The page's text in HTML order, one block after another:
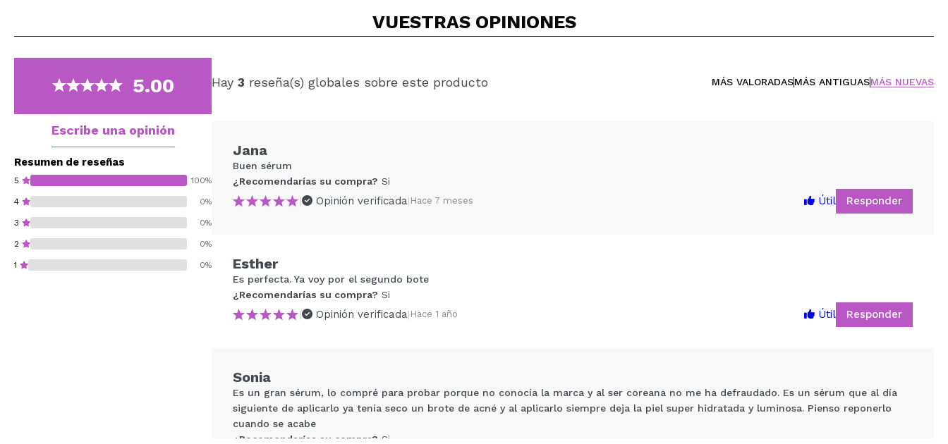
VUESTRAS OPINIONES
5.00
Escribe una opinión
Resumen de reseñas
5 100%
4 0%
3 0%
2 0%
1 0%
Hay 3 reseña(s) globales sobre este producto MÁS VALORADASMÁS ANTIGUASMÁS NUEVAS
Compartir un vídeo o una foto
Tu vídeo podría ser el primero. Imagínatelo...
Jana
Buen sérum
¿Recomendarías su compra? Si
|
Opinión verificada| Hace 7 meses Útil Responder
Esther
Es perfecta. Ya voy por el segundo bote
¿Recomendarías su compra? Si
|
Opinión verificada| Hace 1 año Útil Responder
Sonia
Es un gran sérum, lo compré para probar porque no conocía la marca y al ser coreana no me ha defraudado. Es un sérum que al día
siguiente de aplicarlo ya tenía seco un brote de acné y al aplicarlo siempre deja la piel super hidratada y luminosa. Pienso reponerlo
cuando se acabe
¿Recomendarías su compra? Si